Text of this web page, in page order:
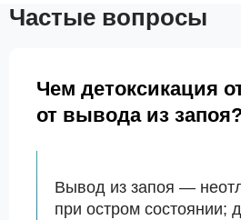
Частые вопросы
Чем детоксикация
от вывода из
Вывод из запоя —
при остром состоянии;